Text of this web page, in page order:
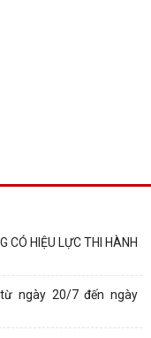
CÓ HIỆU LỰC THI HÀNH
ngày 20/7 đến ngày